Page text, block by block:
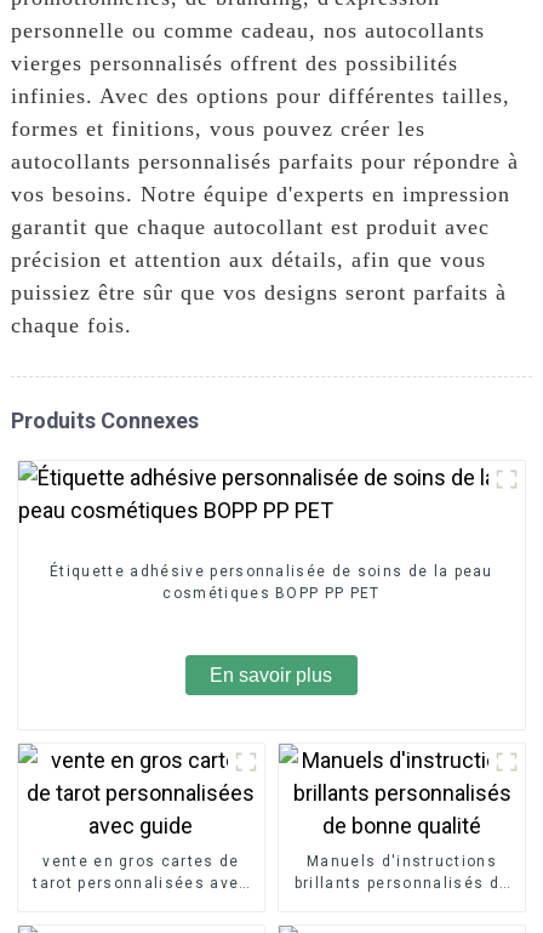
personnelle ou comme cadeau, nos autocollants
vierges personnalisés offrent des possibilités
infinies. Avec des options pour différentes tailles,
formes et finitions, vous pouvez créer les
autocollants personnalisés parfaits pour répondre à
vos besoins. Notre équipe d'experts en impression
garantit que chaque autocollant est produit avec
précision et attention aux détails, afin que vous
puissiez être sûr que vos designs seront parfaits à
chaque fois.
Produits Connexes
Étiquette adhésive personnalisée de soins de la peau
cosmétiques BOPP PP PET
En savoir plus
vente en gros cartes de
tarot personnalisées avec
Manuels d'instructions
brillants personnalisés de